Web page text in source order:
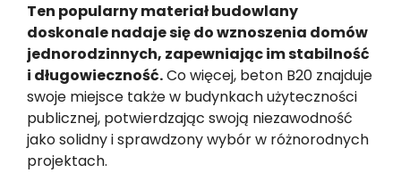
Ten popularny materiał budowlany
doskonale nadaje się do wznoszenia domów
jednorodzinnych, zapewniając im stabilność
i długowieczność.Co więcej, beton B20 znajduje
swoje miejsce także w budynkach użyteczności
publicznej, potwierdzając swoją niezawodność
jako solidny i sprawdzony wybór w różnorodnych
projektach.